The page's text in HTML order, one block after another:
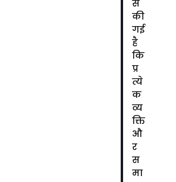
से
की
गई
है
कि
प्र
त्ये
क
व्य
क्ति
औ
र
स
मा